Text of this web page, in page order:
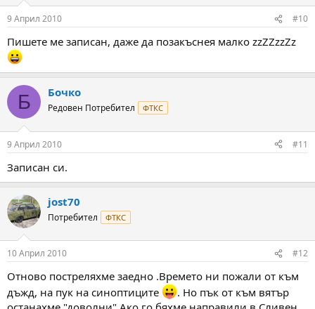
9 Април 2010 #10
Пишете ме записан, даже да позакъснея малко zzZZzzZz
Б Бочко
Редовен Потребител ФТКС
9 Април 2010 #11
Записан си.
jost70
Потребител ФТКС
10 Април 2010 #12
Отново постреляхме заедно .Времето ни пожали от към
дъжд, на пук на синоптиците
. Но пък от към вятър